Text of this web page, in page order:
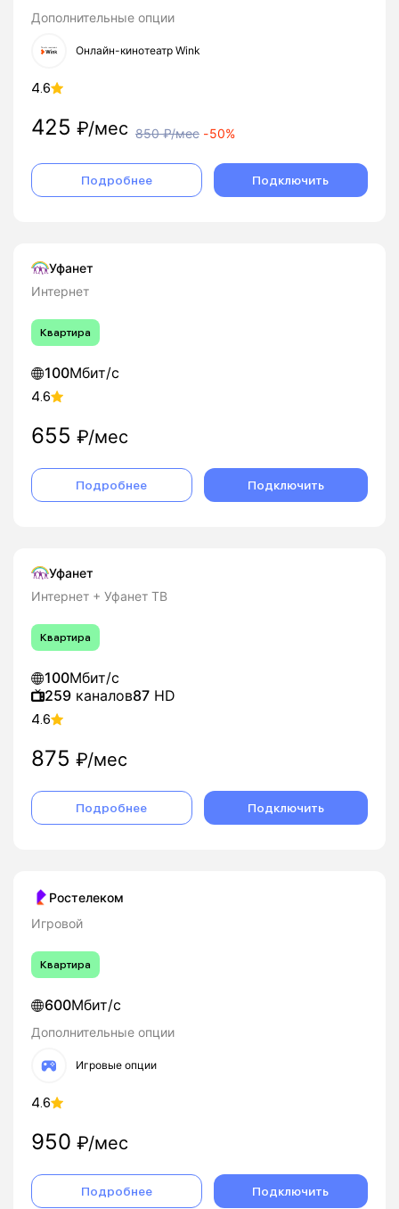
Дополнительные опции
Онлайн-кинотеатр Wink
4.6
425 ₽/мес 850₽/мес -50%
Подробнее Подключить
Уфанет
Интернет
Квартира
100Мбит/с
4.6
655 ₽/мес
Подробнее Подключить
Уфанет
Интернет + Уфанет ТВ
Квартира
100Мбит/с
259 каналов87 HD
4.6
875 ₽/мес
Подробнее Подключить
Ростелеком
Игровой
Квартира
600Мбит/с
Дополнительные опции
Игровые опции
4.6
950 ₽/мес
Подробнее Подключить